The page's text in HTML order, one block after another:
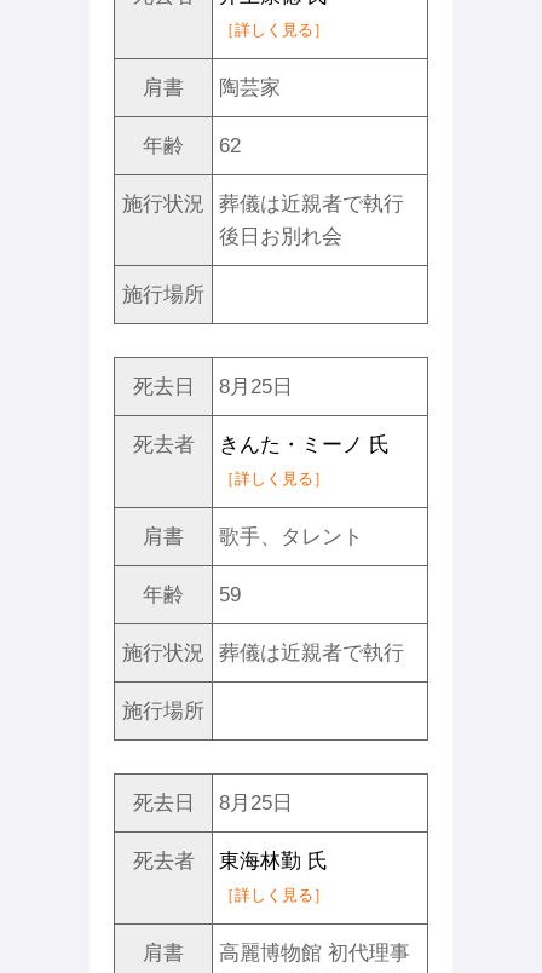
［詳しく見る］
肩書 陶芸家
年齢 62
施行状況
葬儀は近親者で執行
後日お別れ会
施行場所
死去日 8月25日
死去者 きんた・ミーノ 氏
［詳しく見る］
肩書 歌手、タレント
年齢 59
施行状況 葬儀は近親者で執行
施行場所
死去日 8月25日
死去者 東海林勤 氏
［詳しく見る］
肩書
高麗博物館 初代理事